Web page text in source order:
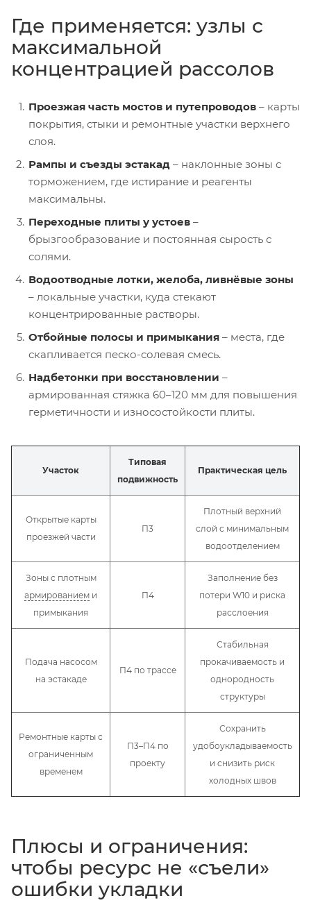
Где применяется: узлы с
максимальной
концентрацией рассолов
Проезжая часть мостов и путепроводов – карты
покрытия, стыки и ремонтные участки верхнего
слоя.
Рампы и съезды эстакад – наклонные зоны с
торможением, где истирание и реагенты
максимальны.
Переходные плиты у устоев –
брызгообразование и постоянная сырость с
солями.
Водоотводные лотки, желоба, ливнёвые зоны
– локальные участки, куда стекают
концентрированные растворы.
Отбойные полосы и примыкания – места, где
скапливается песко-солевая смесь.
Надбетонки при восстановлении –
армированная стяжка 60–120 мм для повышения
герметичности и износостойкости плиты.
Участок
Типовая
подвижность
Практическая цель
Открытые карты
проезжей части
П3
Плотный верхний
слой с минимальным
водоотделением
Зоны с плотным
армированием и
примыкания
П4
Заполнение без
потери W10 и риска
расслоения
Подача насосом
на эстакаде
П4 по трассе
Стабильная
прокачиваемость и
однородность
структуры
Ремонтные карты с
ограниченным
временем
П3–П4 по
проекту
Сохранить
удобоукладываемость
и снизить риск
холодных швов
Плюсы и ограничения:
чтобы ресурс не «съели»
ошибки укладки